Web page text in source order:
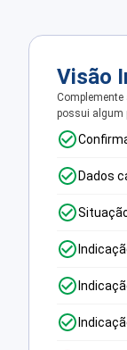
Visão
possui algum
Dados